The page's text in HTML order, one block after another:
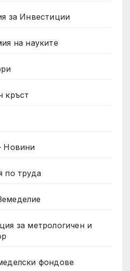
за Инвестиции
на науките
кръст
Новини
по труда
за метрологичен и
фондове